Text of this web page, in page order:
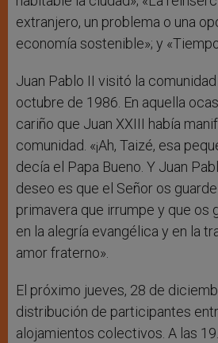
extranjero, un problema o una
economía sostenible»; y
Juan Pablo II visitó la
octubre de 1986. En aquella
cariño que Juan XXIII había
comunidad. «¡Ah, Taizé, esa
decía el Papa Bueno. Y Juan
deseo es que el Señor os
primavera que irrumpe y que os
en la alegría evangélica y en la
amor fraterno».
El próximo jueves, 28 de
distribución de participantes
alojamientos colectivos. A las